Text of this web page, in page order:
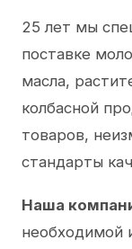
25 лет мы
поставке
масла,
колбасной
товаров,
стандарты
Наша
необходимой